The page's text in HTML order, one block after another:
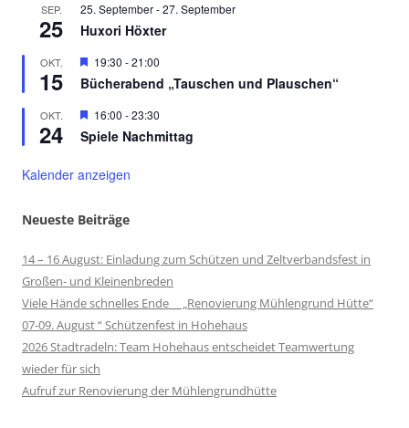
SEP.
25
25. September-27. September
Huxori Höxter
OKT.
15
Hervorgehoben
19:30 -21:00
Bücherabend „Tauschen und Plauschen“
OKT.
24
Hervorgehoben
16:00 -23:30
Spiele Nachmittag
Kalender anzeigen
Neueste Beiträge
14 – 16 August: Einladung zum Schützen und Zeltverbandsfest in
Großen- und Kleinenbreden
Viele Hände schnelles Ende „Renovierung Mühlengrund Hütte“
07-09. August “ Schützenfest in Hohehaus
2026 Stadtradeln: Team Hohehaus entscheidet Teamwertung
wieder für sich
Aufruf zur Renovierung der Mühlengrundhütte